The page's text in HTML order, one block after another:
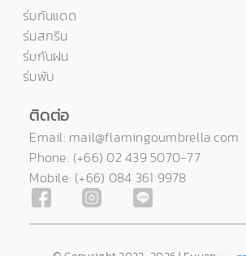
ร่มกันแดด
ร่มสกรีน
ร่มกันฝน
ร่มพับ
ติดต่อ
Email: mail@flamingoumbrella.com
Phone: (+66) 02 439 5070-77
Mobile: (+66) 084 361 9978